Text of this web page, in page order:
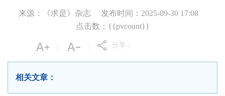
来源：《求是》杂志
发布时间：2025-09-30 17:08
点击数：{{pvcount}}
分享：
相关文章：